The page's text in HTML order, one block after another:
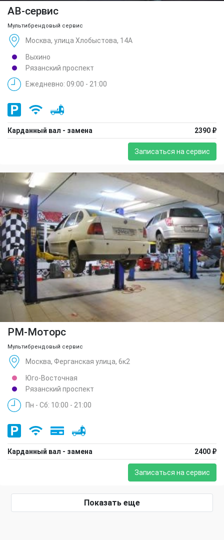
АВ-сервис
Мультибрендовый сервис
Москва, улица Хлобыстова, 14А
Выхино
Рязанский проспект
Ежедневно: 09:00 - 21:00
Карданный вал - замена 2390 ₽
Записаться на сервис
РМ-Моторс
Мультибрендовый сервис
Москва, Ферганская улица, 6к2
Юго-Восточная
Рязанский проспект
Пн - Сб: 10:00 - 21:00
Карданный вал - замена 2400 ₽
Записаться на сервис
Показать еще